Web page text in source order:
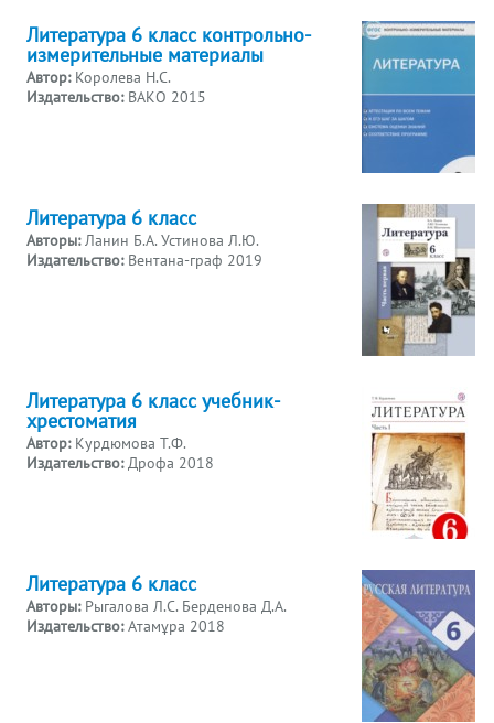
Литература 6 класс контрольно-
измерительные материалы
Автор: Королева Н.С.
Издательство: ВАКО 2015
Литература 6 класс
Авторы:Ланин Б.А. Устинова Л.Ю.
Издательство: Вентана-граф 2019
Литература 6 класс учебник-
хрестоматия
Автор: Курдюмова Т.Ф.
Издательство:Дрофа 2018
Литература 6 класс
Авторы: Рыгалова Л.С. Берденова Д.А.
Издательство:Атамұра 2018